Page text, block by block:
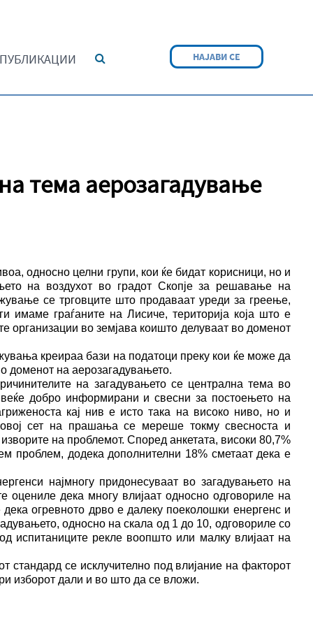
НАЈАВИ СЕ
тема аерозагадување
односно целни групи, кои ќе бидат корисници, но и
на воздухот во градот Скопје за решавање на
се трговците што продаваат уреди за греење,
имаме граѓаните на Лисиче, територија која што е
организации во земјава коишто делуваат во доменот
креираа бази на податоци преку кои ќе може да
доменот на аерозагадувањето.
на загадувањето се централна тема во
добро информирани и свесни за постоењето на
кај нив е исто така на високо ниво, но и
овој сет на прашања се мереше токму свесноста и
на проблемот. Според анкетата, високи 80,7%
проблем, додека дополнителни 18% сметаат дека е
најмногу придонесуваат во загадувањето на
дека многу влијаат односно одговориле на
огревното дрво е далеку поеколошки енергенс и
односно на скала од 1 до 10, одговориле со
испитаниците рекле воопшто или малку влијаат на
стандард се исклучително под влијание на факторот
изборот дали и во што да се вложи.